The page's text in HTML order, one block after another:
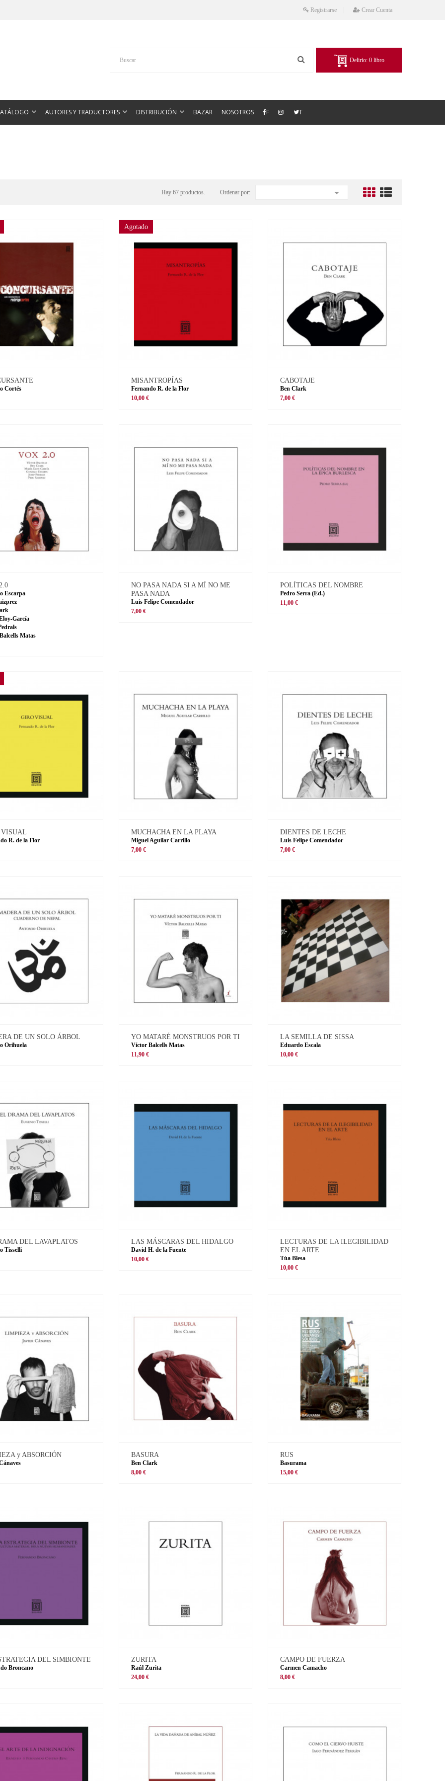
Registrarse Crear Cuenta
Delirio: 0 libro
AUTORES Y TRADUCTORES DISTRIBUCIÓN BAZAR NOSOTROS F I T
Hay 67 productos. Ordenar por: 
Cortés
Agotado
MISANTROPÍAS
Fernando R. de la Flor
10,00 €
CABOTAJE
Ben Clark
7,00 €
Escarpa
García
Matas
NO PASA NADA SI A MÍ NO ME
PASA NADA
Luis Felipe Comendador
7,00 €
POLÍTICAS DEL NOMBRE
Pedro Serra (Ed.)
11,00 €
VISUAL
R. de la Flor
MUCHACHA EN LA PLAYA
Miguel Aguilar Carrillo
7,00 €
DIENTES DE LECHE
Luis Felipe Comendador
7,00 €
DE UN SOLO ÁRBOL
Orihuela
YO MATARÉ MONSTRUOS POR TI
Víctor Balcells Matas
11,90 €
LA SEMILLA DE SISSA
Eduardo Escala
10,00 €
DEL LAVAPLATOS
Tisselli
LAS MÁSCARAS DEL HIDALGO
David H. de la Fuente
10,00 €
LECTURAS DE LA ILEGIBILIDAD
EN EL ARTE
Túa Blesa
10,00 €
y ABSORCIÓN BASURA
Ben Clark
8,00 €
RUS
Basurama
15,00 €
DEL SIMBIONTE
Broncano
ZURITA
Raúl Zurita
24,00 €
CAMPO DE FUERZA
Carmen Camacho
8,00 €